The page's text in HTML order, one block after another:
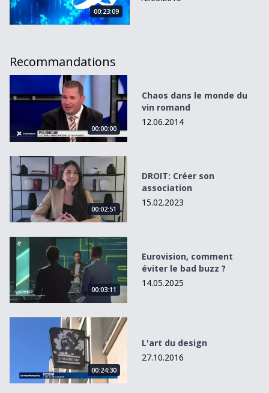
00:23:09
Recommandations
Chaos dans le monde du vin romand
00:00:00
Chaos dans le monde du
vin romand
12.06.2014
DROIT: Créer son association
00:02:51
DROIT: Créer son
association
15.02.2023
Eurovision, comment éviter le bad buzz ?
00:03:11
Eurovision, comment
éviter le bad buzz ?
14.05.2025
L&#039;art du design
00:24:30
L'art du design
27.10.2016